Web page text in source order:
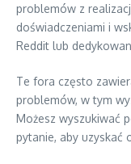
problemów z
doświadczeniami i
Reddit lub
Te fora często
problemów, w tym
Możesz wyszukiwać
pytanie, aby uzyskać